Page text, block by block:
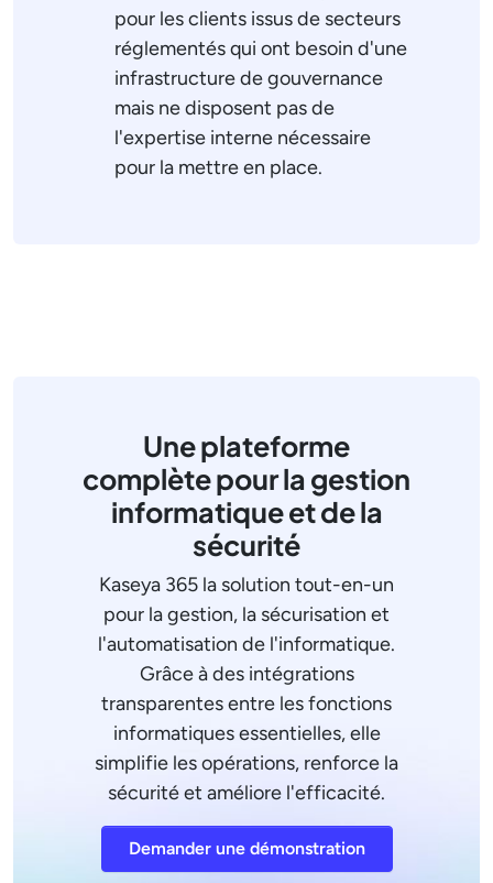
pour les clients issus de secteurs
réglementés qui ont besoin d'une
infrastructure de gouvernance
mais ne disposent pas de
l'expertise interne nécessaire
pour la mettre en place.
Une plateforme
complète pour la gestion
informatique et de la
sécurité
Kaseya 365 la solution tout-en-un
pour la gestion, la sécurisation et
l'automatisation de l'informatique.
Grâce à des intégrations
transparentes entre les fonctions
informatiques essentielles, elle
simplifie les opérations, renforce la
sécurité et améliore l'efficacité.
Demander une démonstration